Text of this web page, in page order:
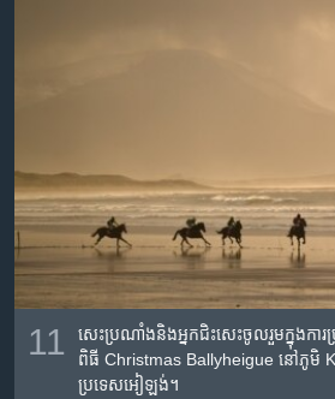
11
សេះ​ប្រណាំង​និង​អ្នក​ជិះ​សេះ​ចូលរួម​ក្នុង​ការ​
ពិធី Christmas Ballyheigue នៅ​ភូមិ
ប្រទេស​អៀឡង់។